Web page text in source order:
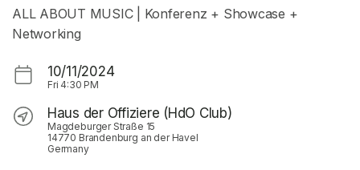
ALL ABOUT MUSIC | Konferenz + Showcase +
Networking
10/11/2024
Fri 4:30 PM
Haus der Offiziere (HdO Club)
Magdeburger Straße 15
14770 Brandenburg an der Havel
Germany